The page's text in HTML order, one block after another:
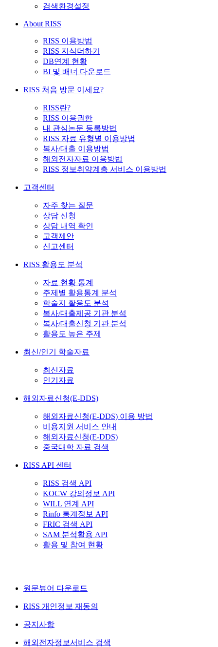
검색환경설정
About RISS
RISS 이용방법
RISS 지식더하기
DB연계 현황
BI 및 배너 다운로드
RISS 처음 방문 이세요?
RISS란?
RISS 이용권한
내 관심논문 등록방법
RISS 자료 유형별 이용방법
복사/대출 이용방법
해외전자자료 이용방법
RISS 정보취약계층 서비스 이용방법
고객센터
자주 찾는 질문
상담 신청
상담 내역 확인
고객제안
신고센터
RISS 활용도 분석
자료 현황 통계
주제별 활용통계 분석
학술지 활용도 분석
복사/대출제공 기관 분석
복사/대출신청 기관 분석
활용도 높은 주제
최신/인기 학술자료
최신자료
인기자료
해외자료신청(E-DDS)
해외자료신청(E-DDS) 이용 방법
비용지원 서비스 안내
해외자료신청(E-DDS)
중국대학 자료 검색
RISS API 센터
RISS 검색 API
KOCW 강의정보 API
WILL 연계 API
Rinfo 통계정보 API
FRIC 검색 API
SAM 분석활용 API
활용 및 참여 현황
원문뷰어 다운로드
RISS 개인정보 재동의
공지사항
해외전자정보서비스 검색